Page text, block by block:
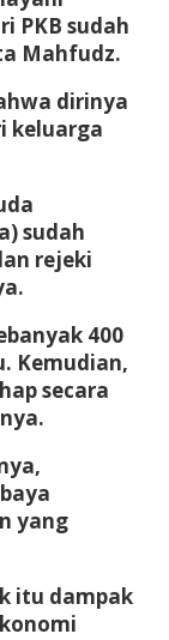
PKB sudah
Mahfudz.
dirinya
keluarga
sudah
rejeki
400
Kemudian,
secara
yang
itu dampak